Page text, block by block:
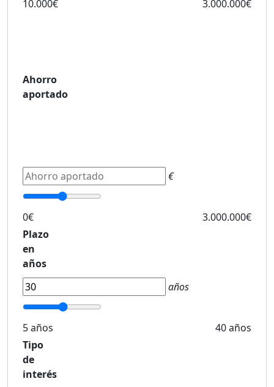
10.000€ 3.000.000€
Ahorro
aportado
€
0€
3.000.000€
Plazo
en
años
años
5 años
40 años
Tipo
de
interés